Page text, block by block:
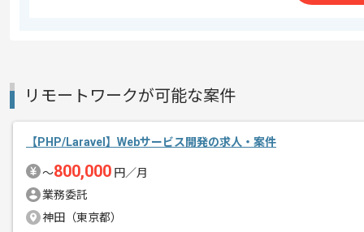
その他募集要項
商談回数
リモートワークが可能な案件
【PHP/Laravel】Webサービス開発の求人・案件
〜800,000 円／月
業務委託
神田（東京都）